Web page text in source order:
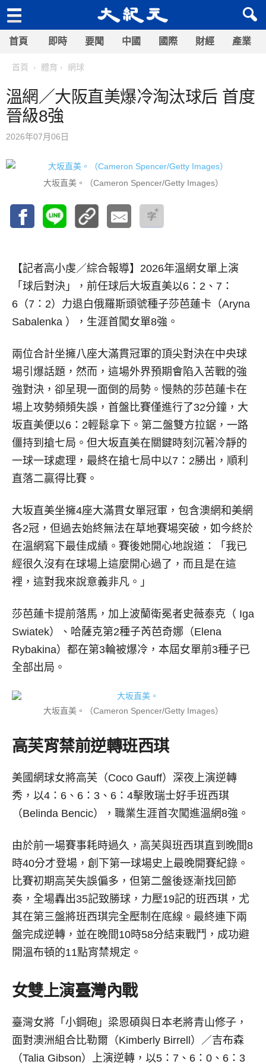
首頁 即時 要聞 中國 國際 財經 產業
首頁 體育 網球
溫網／大阪直美爆冷淘汰球后 首度
晉級8強
2026年07月06日
大坂直美。（Cameron Spencer/Getty Images）
【記者高小虔／綜合報導】 2026年溫網女單上演
「球后對決」，前任球后大坂直美以6：2、7：
6（7：2）力退白俄羅斯頭號種子莎芭蓮卡（Aryna
Sabalenka ），生涯首闖女單8強。
兩位合計坐擁八座大滿貫冠軍的頂尖對決在中央球
場引爆話題，然而，這場外界預期會陷入苦戰的強
強對決，卻呈現一面倒的局勢。慢熱的莎芭蓮卡在
場上攻勢頻頻失誤，首盤比賽僅進行了32分鐘，大
坂直美便以6：2輕鬆拿下。第二盤雙方拉鋸，一路
僵持到搶七局。但大坂直美在關鍵時刻沉著冷靜的
一球一球處理，最終在搶七局中以7：2勝出，順利
直落二贏得比賽。
大坂直美坐擁4座大滿貫女單冠軍，包含澳網和美網
各2冠，但過去始終無法在草地賽場突破，如今終於
在溫網寫下最佳成績。賽後她開心地說道：「我已
經很久沒有在球場上這麼開心過了，而且是在這
裡，這對我來說意義非凡。」
莎芭蓮卡提前落馬，加上波蘭衛冕者史薇泰克（ Iga
Swiatek）、哈薩克第2種子芮芭奇娜（Elena
Rybakina）都在第3輪被爆冷，本屆女單前3種子已
全部出局。
大坂直美。（Cameron Spencer/Getty Images）
高芙宵禁前逆轉班西琪
美國網球女將高芙（Coco Gauff）深夜上演逆轉
秀，以4：6、6：3、6：4擊敗瑞士好手班西琪
（Belinda Bencic），職業生涯首次闖進溫網8強。
由於前一場賽事耗時過久，高芙與班西琪直到晚間8
時40分才登場，創下第一球場史上最晚開賽紀錄。
比賽初期高芙失誤偏多，但第二盤後逐漸找回節
奏，全場轟出35記致勝球，力壓19記的班西琪，尤
其在第三盤將班西琪完全壓制在底線。最終連下兩
盤完成逆轉，並在晚間10時58分結束戰鬥，成功避
開溫布頓的11點宵禁規定。
女雙上演臺灣內戰
臺灣女將「小鋼砲」梁恩碩與日本老將青山修子，
面對澳洲組合比勒爾（Kimberly Birrell）／吉布森
（Talia Gibson）上演逆轉，以5：7、6：0、6：3